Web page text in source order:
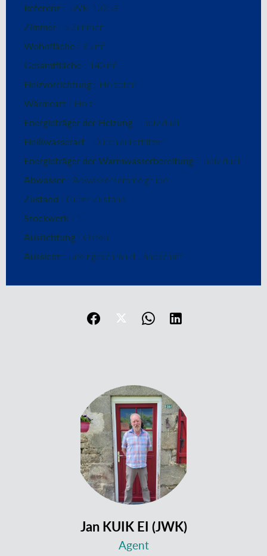
Referenz JWK-13259
Zimmer 5 Zimmer
Wohnfläche 95 m²
Gesamtfläche 140 m²
Heizvorrichtung Heizofen
Wärmeart Holz
Energieträger der Heizung Individuell
Heißwasserart Durchlauferhitzer
Energieträger der Warmwasserbereitung Individuell
Abwasser Abwassersammelgrube
Zustand Guter Zustand
Stockwerk 1.
Ausrichtung Osten
Aussicht Uneingeschränkt Landschaft
Jan KUIK EI (JWK)
Agent